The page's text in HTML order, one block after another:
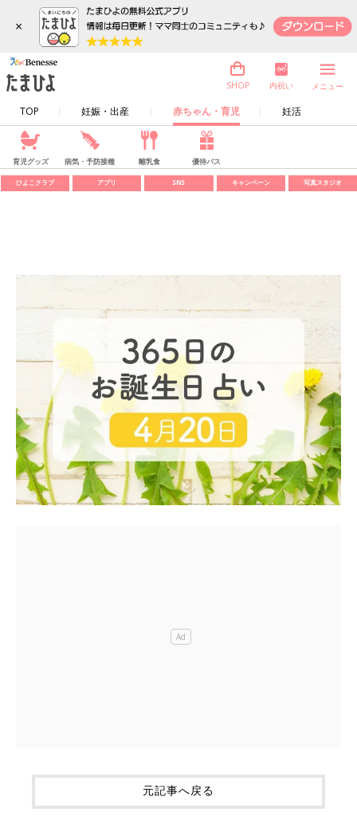
×
TOP 妊娠・出産 赤ちゃん・育児 妊活
SHOP 内祝い メニュー
育児グッズ 病気・予防接種 離乳食 優待パス
ひよこクラブ アプリ SNS キャンペーン 写真スタジオ
元記事へ戻る